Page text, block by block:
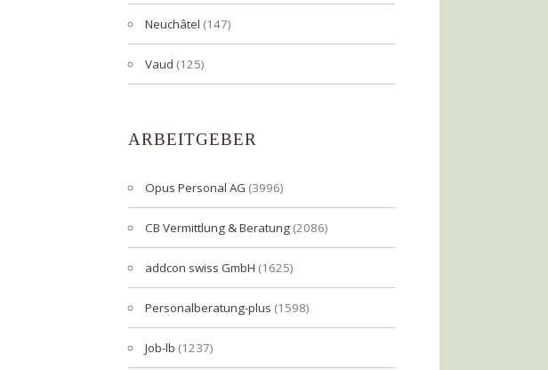
Neuchâtel (147)
Vaud (125)
ARBEITGEBER
Opus Personal AG (3996)
CB Vermittlung & Beratung (2086)
addcon swiss GmbH (1625)
Personalberatung-plus (1598)
Job-lb (1237)